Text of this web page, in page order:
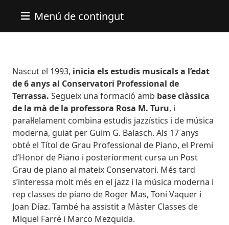
Menú de contingut
Bio
Nascut el 1993, inicia els estudis musicals a l’edat
de 6 anys al Conservatori Professional de
Terrassa. Segueix una formació amb base clàssica
de la mà de la professora Rosa M. Turu, i
paral·lelament combina estudis jazzístics i de música
moderna, guiat per Guim G. Balasch. Als 17 anys
obté el Títol de Grau Professional de Piano, el Premi
d’Honor de Piano i posteriorment cursa un Post
Grau de piano al mateix Conservatori. Més tard
s’interessa molt més en el jazz i la música moderna i
rep classes de piano de Roger Mas, Toni Vaquer i
Joan Díaz. També ha assistit a Màster Classes de
Miquel Farré i Marco Mezquida.